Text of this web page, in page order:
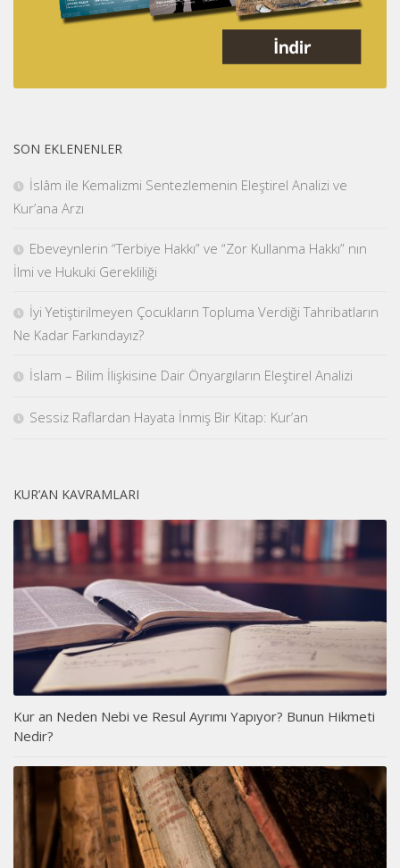
SON EKLENENLER
İslâm ile Kemalizmi Sentezlemenin Eleştirel Analizi ve
Kur’ana Arzı
Ebeveynlerin “Terbiye Hakkı” ve “Zor Kullanma Hakkı” nın
İlmi ve Hukuki Gerekliliği
İyi Yetiştirilmeyen Çocukların Topluma Verdiği Tahribatların
Ne Kadar Farkındayız?
İslam – Bilim İlişkisine Dair Önyargıların Eleştirel Analizi
Sessiz Raflardan Hayata İnmiş Bir Kitap: Kur’an
KUR’AN KAVRAMLARI
Kur an Neden Nebi ve Resul Ayrımı Yapıyor? Bunun Hikmeti
Nedir?